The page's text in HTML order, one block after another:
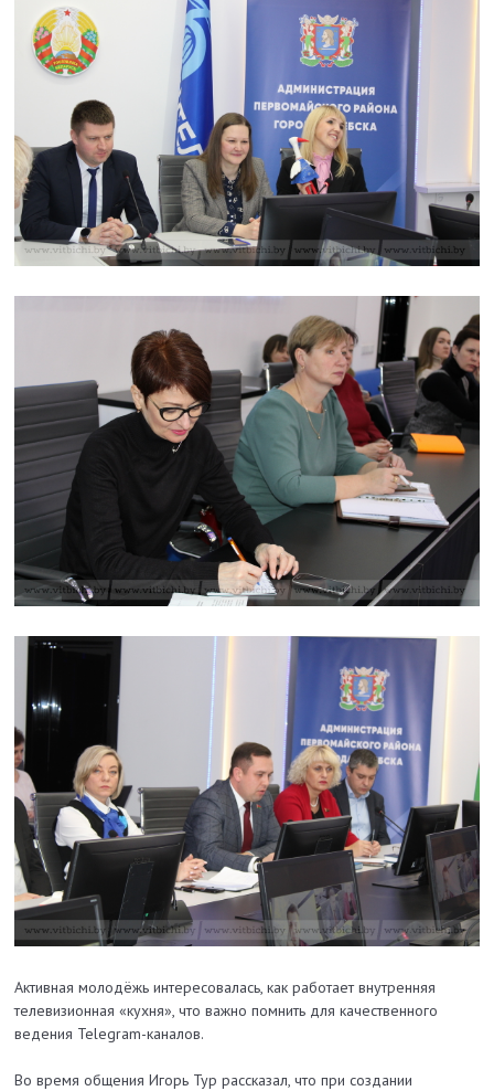
Активная молодёжь интересовалась, как работает внутренняя
телевизионная «кухня», что важно помнить для качественного
ведения Telegram-каналов.
Во время общения Игорь Тур рассказал, что при создании